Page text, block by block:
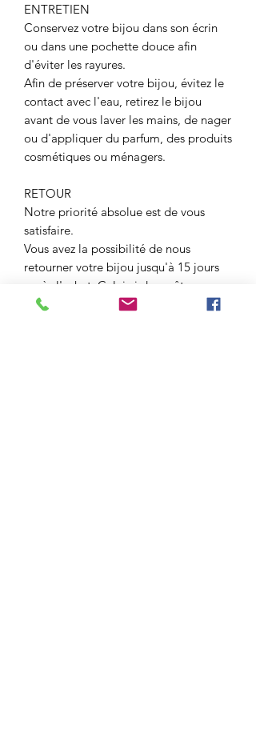
ENTRETIEN
Conservez votre bijou dans son écrin
ou dans une pochette douce afin
d'éviter les rayures.
Afin de préserver votre bijou, évitez le
contact avec l'eau, retirez le bijou
avant de vous laver les mains, de nager
ou d'appliquer du parfum, des produits
cosmétiques ou ménagers.
RETOUR
Notre priorité absolue est de vous
satisfaire.
Vous avez la possibilité de nous
retourner votre bijou jusqu'à 15 jours
après l'achat. Celui ci devra être
retourné dans son écrin, il ne devra pas